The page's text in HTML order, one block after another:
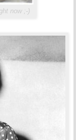
now ;-)